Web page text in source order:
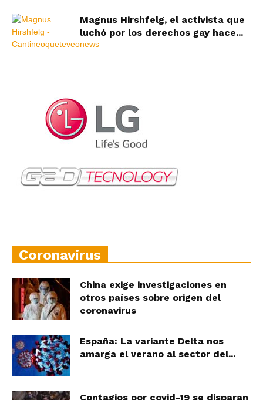
Magnus Hirshfelg, el activista que
luchó por los derechos gay hace...
Coronavirus
China exige investigaciones en
otros países sobre origen del
coronavirus
España: La variante Delta nos
amarga el verano al sector del...
Contagios por covid-19 se disparan